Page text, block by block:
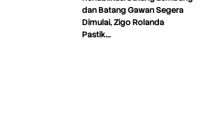
dan Batang Gawan Segera
Dimulai, Zigo Rolanda
Pastik…